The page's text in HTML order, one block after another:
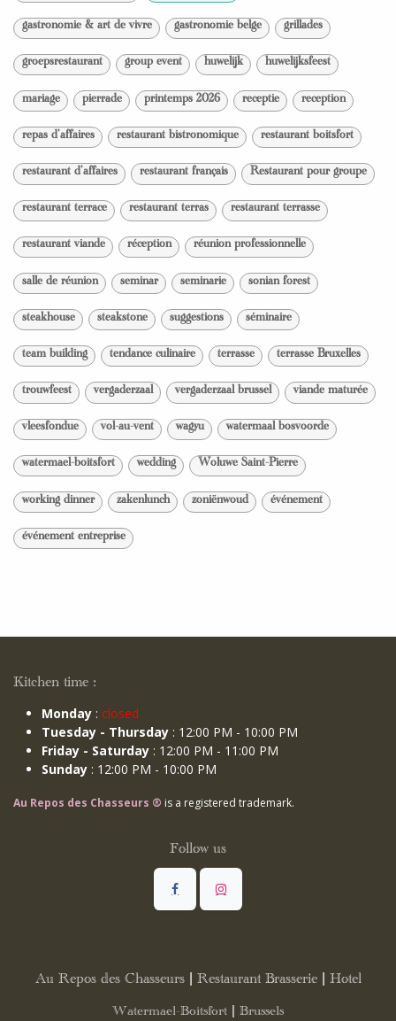
gastronomie & art de vivre gastronomie belge grillades
groepsrestaurant group event huwelijk huwelijksfeest
mariage pierrade printemps 2026 receptie reception
repas d'affaires restaurant bistronomique restaurant boitsfort
restaurant d'affaires restaurant français Restaurant pour groupe
restaurant terrace restaurant terras restaurant terrasse
restaurant viande réception réunion professionnelle
salle de réunion seminar seminarie sonian forest
steakhouse steakstone suggestions séminaire
team building tendance culinaire terrasse terrasse Bruxelles
trouwfeest vergaderzaal vergaderzaal brussel viande maturée
vleesfondue vol-au-vent wagyu watermaal bosvoorde
watermael-boitsfort wedding Woluwe Saint-Pierre
working dinner zakenlunch zoniënwoud événement
événement entreprise
Kitchen time :
Monday : closed
Tuesday - Thursday : 12:00 PM - 10:00 PM
Friday - Saturday : 12:00 PM - 11:00 PM
Sunday : 12:00 PM - 10:00 PM
Au Repos des Chasseurs ® is a registered trademark.
Follow us
Au Repos des Chasseurs | Restaurant Brasserie | Hotel
Watermael-Boitsfort | Brussels